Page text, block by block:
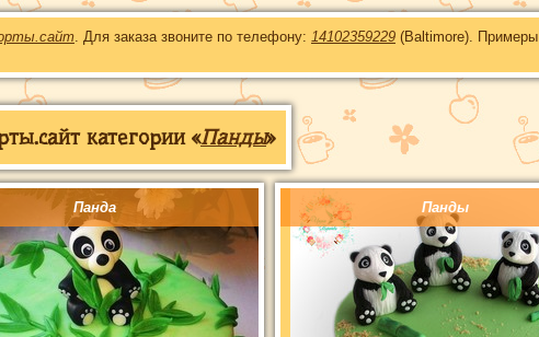
. Для заказа звоните по телефону: 14102359229 (Baltimore). Примеры
категории «Панды»
Панда Панды